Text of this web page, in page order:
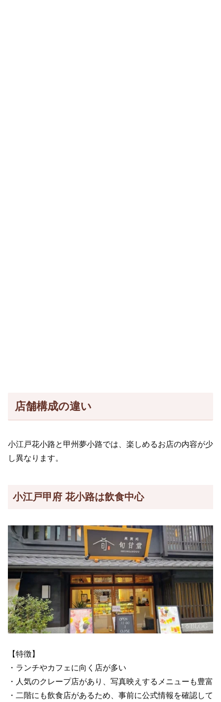
店舗構成の違い
小江戸花小路と甲州夢小路では、楽しめるお店の内容が少
し異なります。
小江戸甲府 花小路は飲食中心
【特徴】
・ランチやカフェに向く店が多い
・人気のクレープ店があり、写真映えするメニューも豊富
・二階にも飲食店があるため、事前に公式情報を確認して